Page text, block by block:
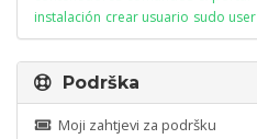
instalación crear usuario sudo user
Podrška
Moji zahtjevi za podršku